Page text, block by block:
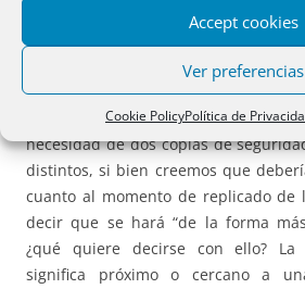
Accept cookies
Ver preferencias
Cookie PolicyPolítica de
comprenderá la totalidad de libros
registro y la
de las
El nivel de seguridad es el
necesidad de dos copias de
distintos, si bien creemos que
cuanto al momento de replicado de
decir que se hará “de la forma
¿qué quiere decirse con ello? La
significa próximo o cercano a